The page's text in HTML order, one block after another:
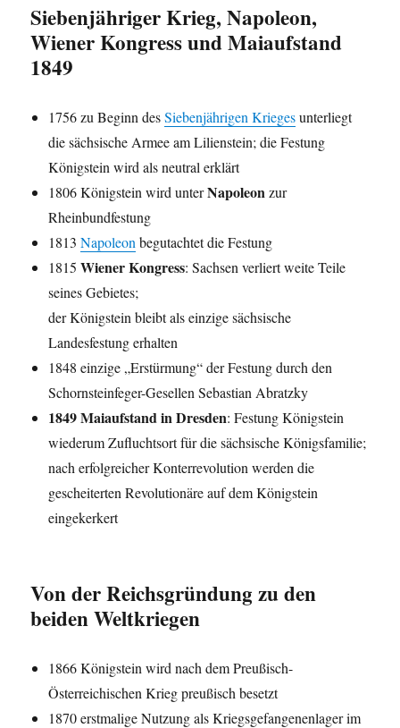
Siebenjähriger Krieg, Napoleon,
Wiener Kongress und Maiaufstand
1849
1756 zu Beginn desSiebenjährigen Kriegesunterliegt
die sächsische Armee am Lilienstein; die Festung
Königstein wird als neutral erklärt
1806 Königstein wird unterNapoleonzur
Rheinbundfestung
1813Napoleon begutachtet die Festung
1815Wiener Kongress: Sachsen verliert weite Teile
seines Gebietes;
der Königstein bleibt als einzige sächsische
Landesfestung erhalten
1848 einzige „Erstürmung“ der Festung durch den
Schornsteinfeger-Gesellen Sebastian Abratzky
1849 Maiaufstand in Dresden: Festung Königstein
wiederum Zufluchtsort für die sächsische Königsfamilie;
nach erfolgreicher Konterrevolution werden die
gescheiterten Revolutionäre auf dem Königstein
eingekerkert
Von der Reichsgründung zu den
beiden Weltkriegen
1866 Königstein wird nach dem Preußisch-
Österreichischen Krieg preußisch besetzt
1870 erstmalige Nutzung als Kriegsgefangenenlager im